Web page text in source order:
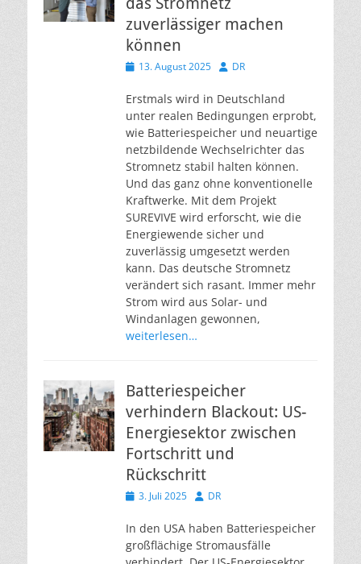
zuverlässiger machen
können
Veröffentlicht
13. August 2025 Autor
DR
Erstmals wird in Deutschland
unter realen Bedingungen erprobt,
wie Batteriespeicher und neuartige
netzbildende Wechselrichter das
Stromnetz stabil halten können.
Und das ganz ohne konventionelle
Kraftwerke. Mit dem Projekt
SUREVIVE wird erforscht, wie die
Energiewende sicher und
zuverlässig umgesetzt werden
kann. Das deutsche Stromnetz
verändert sich rasant. Immer mehr
Strom wird aus Solar- und
Windanlagen gewonnen,
weiterlesen…
Batteriespeicher
verhindern Blackout: US-
Energiesektor zwischen
Fortschritt und
Rückschritt
Veröffentlicht
3. Juli 2025 Autor
DR
In den USA haben Batteriespeicher
großflächige Stromausfälle